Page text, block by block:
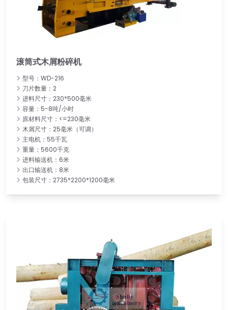
滚筒式木屑粉碎机
型号：WD-216
刀片数量：2
进料尺寸：230*500毫米
容量：5-8吨/小时
原材料尺寸：<=230毫米
木屑尺寸：25毫米（可调）
主电机：55千瓦
重量：5600千克
进料输送机：6米
出口输送机：8米
包装尺寸：2735*2200*1200毫米